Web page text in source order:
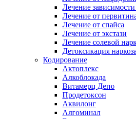
Лечение
Лечение от
Лечение от спайса
Лечение от экстази
Лечение солевой
Детоксикация
Кодирование
Актоплекс
Алкоблокада
Витамерц Депо
Продетоксон
Аквилонг
Алгоминал